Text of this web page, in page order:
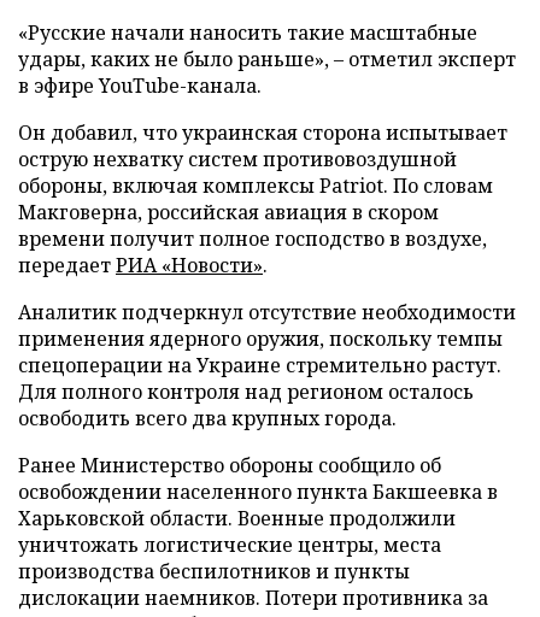
«Русские начали наносить такие масштабные
удары, каких не было раньше», – отметил эксперт
в эфире YouTube-канала.
Он добавил, что украинская сторона испытывает
острую нехватку систем противовоздушной
обороны, включая комплексы Patriot. По словам
Макговерна, российская авиация в скором
времени получит полное господство в воздухе,
передаетРИА «Новости».
Аналитик подчеркнул отсутствие необходимости
применения ядерного оружия, поскольку темпы
спецоперации на Украине стремительно растут.
Для полного контроля над регионом осталось
освободить всего два крупных города.
Ранее Министерство обороны сообщило об
освобождении населенного пункта Бакшеевка в
Харьковской области. Военные продолжили
уничтожать логистические центры, места
производства беспилотников и пункты
дислокации наемников. Потери противника за